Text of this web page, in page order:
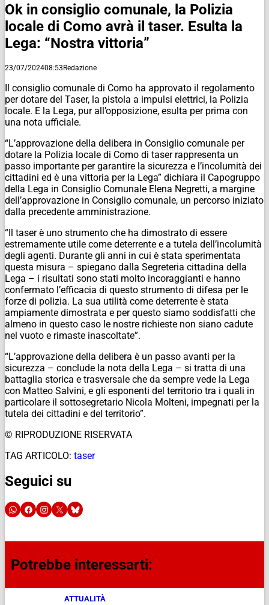
Ok in consiglio comunale, la Polizia
locale di Como avrà il taser. Esulta la
Lega: “Nostra vittoria”
23/07/202408:53Redazione
Il consiglio comunale di Como ha approvato il regolamento
per dotare del Taser, la pistola a impulsi elettrici, la Polizia
locale. E la Lega, pur all’opposizione, esulta per prima con
una nota ufficiale.
“L’approvazione della delibera in Consiglio comunale per
dotare la Polizia locale di Como di taser rappresenta un
passo importante per garantire la sicurezza e l’incolumità dei
cittadini ed è una vittoria per la Lega” dichiara il Capogruppo
della Lega in Consiglio Comunale Elena Negretti, a margine
dell’approvazione in Consiglio comunale, un percorso iniziato
dalla precedente amministrazione.
“Il taser è uno strumento che ha dimostrato di essere
estremamente utile come deterrente e a tutela dell’incolumità
degli agenti. Durante gli anni in cui è stata sperimentata
questa misura – spiegano dalla Segreteria cittadina della
Lega – i risultati sono stati molto incoraggianti e hanno
confermato l’efficacia di questo strumento di difesa per le
forze di polizia. La sua utilità come deterrente è stata
ampiamente dimostrata e per questo siamo soddisfatti che
almeno in questo caso le nostre richieste non siano cadute
nel vuoto e rimaste inascoltate”.
“L’approvazione della delibera è un passo avanti per la
sicurezza – conclude la nota della Lega – si tratta di una
battaglia storica e trasversale che da sempre vede la Lega
con Matteo Salvini, e gli esponenti del territorio tra i quali in
particolare il sottosegretario Nicola Molteni, impegnati per la
tutela dei cittadini e del territorio”.
© RIPRODUZIONE RISERVATA
TAG ARTICOLO: taser
Seguici su
Potrebbe interessarti:
ATTUALITÀ